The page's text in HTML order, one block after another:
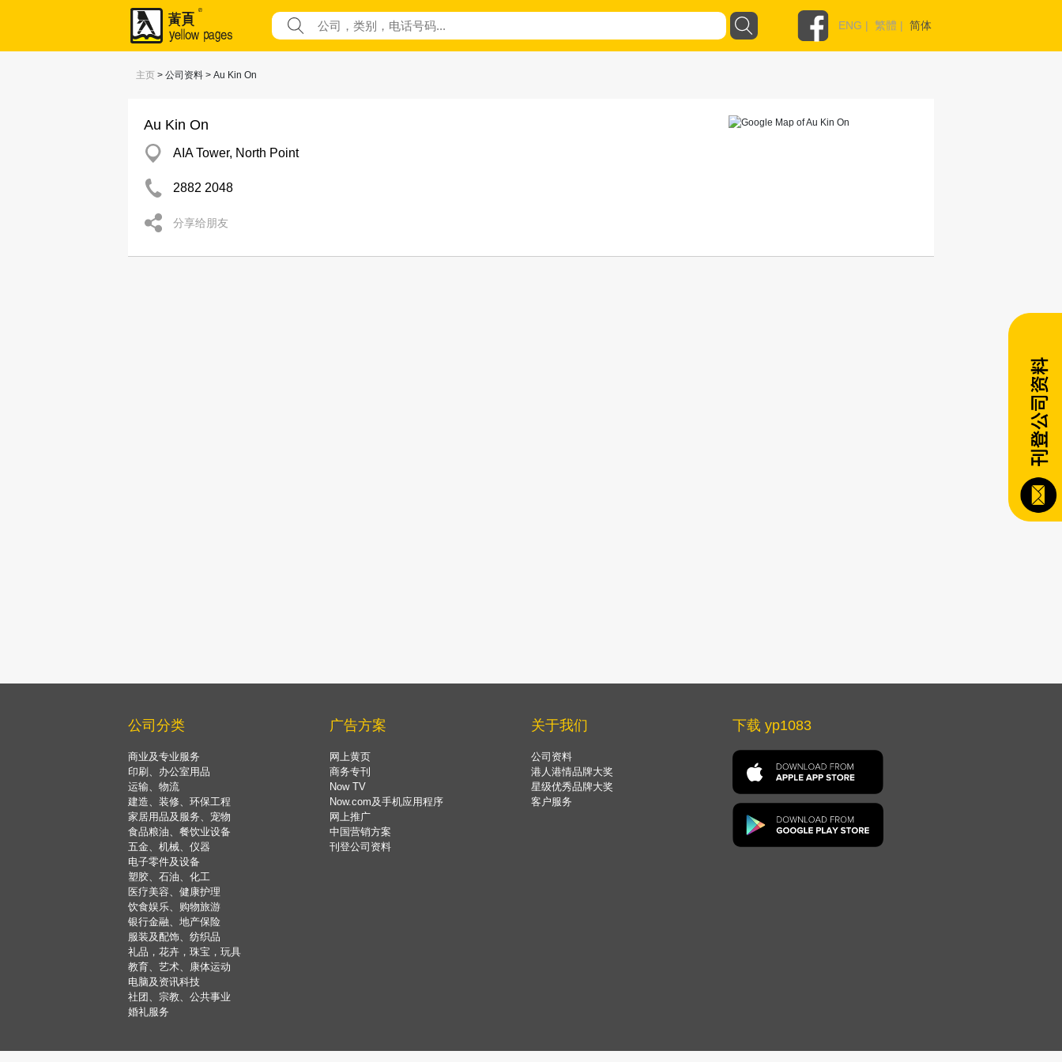
ENG | 繁體 | 简体
主页 > 公司资料 > Au Kin On
Au Kin On
AIA Tower, North Point
2882 2048
分享给朋友
公司分类
商业及专业服务
印刷、办公室用品
运输、物流
建造、装修、环保工程
家居用品及服务、宠物
食品粮油、餐饮业设备
五金、机械、仪器
电子零件及设备
塑胶、石油、化工
医疗美容、健康护理
饮食娱乐、购物旅游
银行金融、地产保险
服装及配饰、纺织品
礼品，花卉，珠宝，玩具
教育、艺术、康体运动
电脑及资讯科技
社团、宗教、公共事业
婚礼服务
广告方案
网上黄页
商务专刊
Now TV
Now.com及手机应用程序
网上推广
中国营销方案
刊登公司资料
关于我们
公司资料
港人港情品牌大奖
星级优秀品牌大奖
客户服务
下载 yp1083